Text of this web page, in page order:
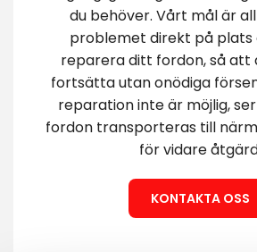
du behöver. Vårt mål är
problemet direkt på
reparera ditt fordon, så att
fortsätta utan onödiga
reparation inte är möjlig,
fordon transporteras till
för vidare
KONTAKTA OSS